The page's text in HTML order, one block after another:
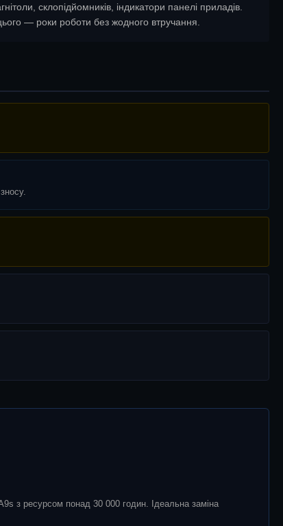
склопідйомників, індикатори панелі приладів.
— роки роботи без жодного втручання.
з ресурсом понад 30 000 годин. Ідеальна заміна